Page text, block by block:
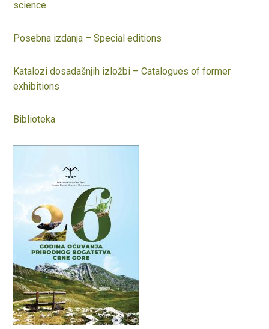
science
Posebna izdanja – Special editions
Katalozi dosadašnjih izložbi – Catalogues of former
exhibitions
Biblioteka